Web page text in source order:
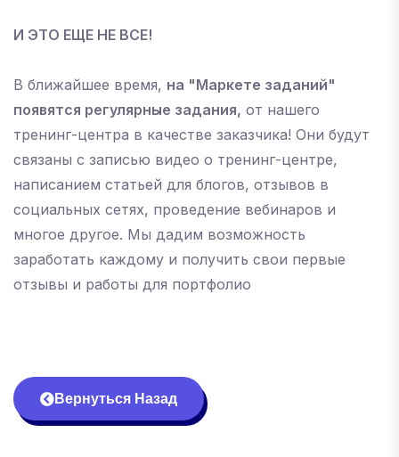
И ЭТО ЕЩЕ НЕ ВСЕ!
В ближайшее время, на "Маркете заданий"
появятся регулярные задания, от нашего
тренинг-центра в качестве заказчика! Они будут
связаны с записью видео о тренинг-центре,
написанием статьей для блогов, отзывов в
социальных сетях, проведение вебинаров и
многое другое. Мы дадим возможность
заработать каждому и получить свои первые
отзывы и работы для портфолио
Вернуться Назад